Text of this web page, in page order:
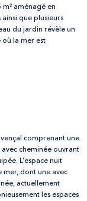
aménagé en
que plusieurs
du jardin révèle un
la mer est
comprenant une
cheminée ouvrant
L’espace nuit
mer, dont une avec
actuellement
les espaces